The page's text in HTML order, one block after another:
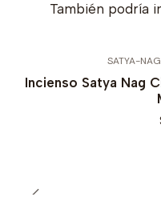
También podría
SATYA-NAG
Incienso Satya Nag